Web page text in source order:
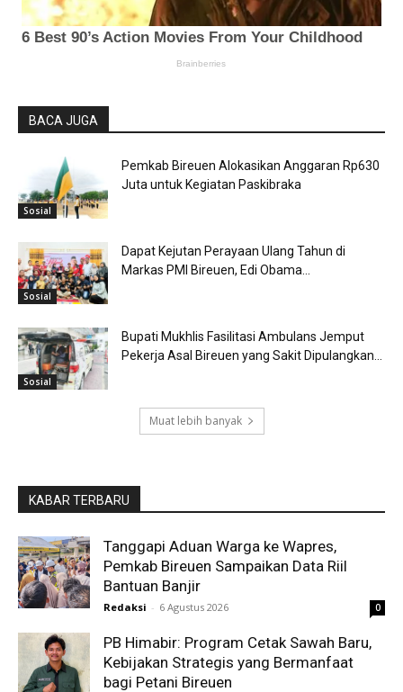
BACA JUGA
Sosial
Pemkab Bireuen Alokasikan Anggaran Rp630
Juta untuk Kegiatan Paskibraka
Sosial
Dapat Kejutan Perayaan Ulang Tahun di
Markas PMI Bireuen, Edi Obama...
Sosial
Bupati Mukhlis Fasilitasi Ambulans Jemput
Pekerja Asal Bireuen yang Sakit Dipulangkan...
Muat lebih banyak
KABAR TERBARU
Tanggapi Aduan Warga ke Wapres,
Pemkab Bireuen Sampaikan Data Riil
Bantuan Banjir
Redaksi - 6 Agustus 2026 0
PB Himabir: Program Cetak Sawah Baru,
Kebijakan Strategis yang Bermanfaat
bagi Petani Bireuen